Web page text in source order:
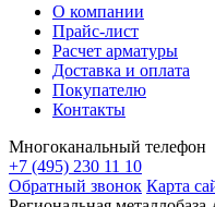
О компании
Прайс-лист
Расчет арматуры
Доставка и оплата
Покупателю
Контакты
Многоканальный телефон
+7 (495) 230 11 10
Обратный звонок Карта